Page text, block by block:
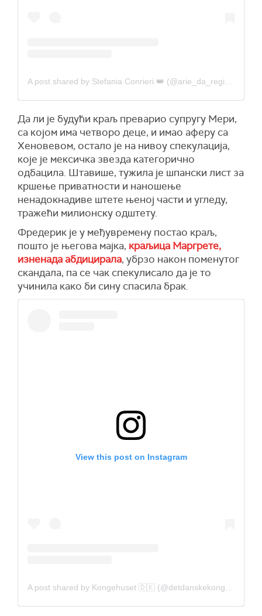
Да ли је будући краљ преварио супругу Мери,
са којом има четворо деце, и имао аферу са
Хеновевом, остало је на нивоу спекулација,
које је мексичка звезда категорично
одбацила. Штавише, тужила је шпански лист за
кршење приватности и наношење
ненадокнадиве штете њеној части и угледу,
тражећи милионску одштету.
Фредерик је у међувремену постао краљ,
пошто је његова мајка, краљица Маргрете,
изненада абдицирала, убрзо након поменутог
скандала, па се чак спекулисало да је то
учинила како би сину спасила брак.
View this post on Instagram